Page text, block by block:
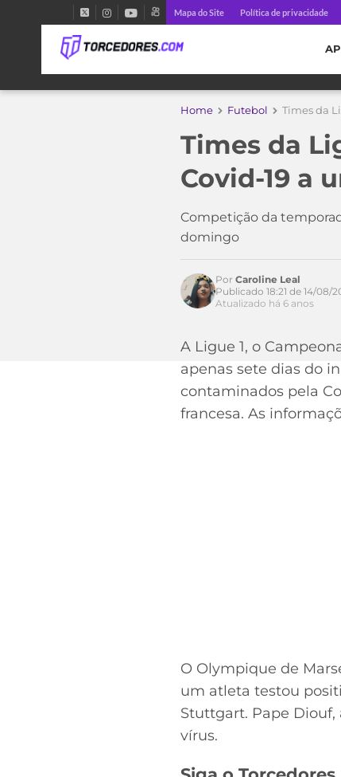
Mapa do Site Política de privacidade
Home Futebol Times da
Times da
Covid-19 a
Competição da
domingo
Acesse o perfil do autor
Por Caroline Leal
Publicado 18:21 de 14/08/
Atualizado há 6 anos
A Ligue 1, o
apenas sete dias do
contaminados pela
francesa. As
O Olympique de
um atleta testou
Stuttgart. Pape
vírus.